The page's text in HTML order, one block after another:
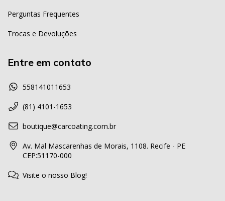
Perguntas Frequentes
Trocas e Devoluções
Entre em contato
558141011653
(81) 4101-1653
boutique@carcoating.com.br
Av. Mal Mascarenhas de Morais, 1108. Recife - PE
CEP:51170-000
Visite o nosso Blog!